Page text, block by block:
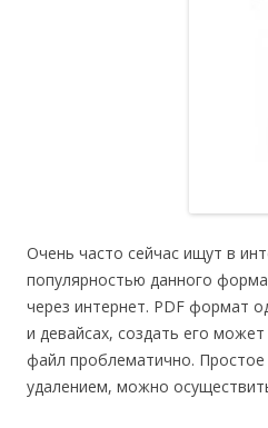
Очень часто сейчас ищут в
популярностью данного
через интернет. PDF формат
и девайсах, создать его
файл проблематично. Простое
удалением, можно